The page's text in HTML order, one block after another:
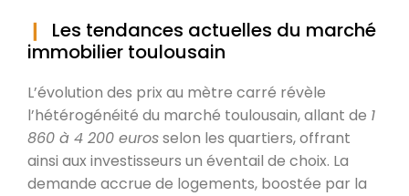
Les tendances actuelles du marché
immobilier toulousain
L’évolution des prix au mètre carré révèle
l’hétérogénéité du marché toulousain, allant de 1
860 à 4 200 eurosselon les quartiers, offrant
ainsi aux investisseurs un éventail de choix. La
demande accrue de logements, boostée par la